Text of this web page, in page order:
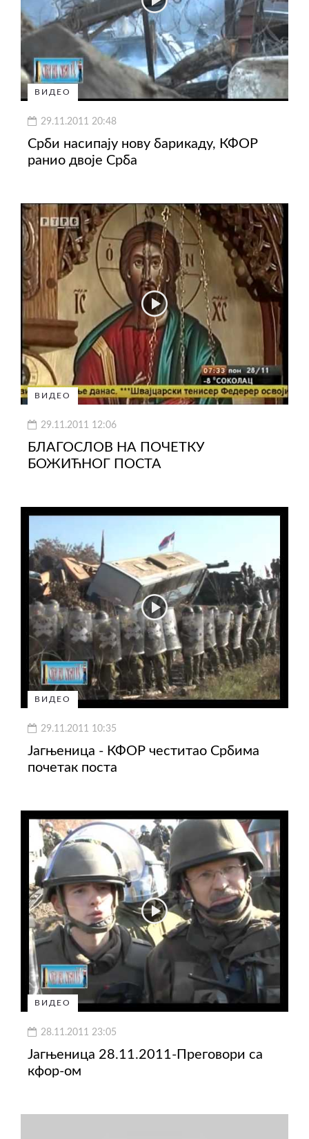
ВИДЕО
29.11.2011 20:48
Срби насипају нову барикаду, КФОР
ранио двоје Срба
ВИДЕО
29.11.2011 12:06
БЛАГОСЛОВ НА ПОЧЕТКУ
БОЖИЋНОГ ПОСТА
ВИДЕО
29.11.2011 10:35
Јагњеница - КФОР честитао Србима
почетак поста
ВИДЕО
28.11.2011 23:05
Јагњеница 28.11.2011-Преговори са
кфор-ом